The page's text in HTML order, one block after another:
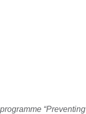
“Preventing